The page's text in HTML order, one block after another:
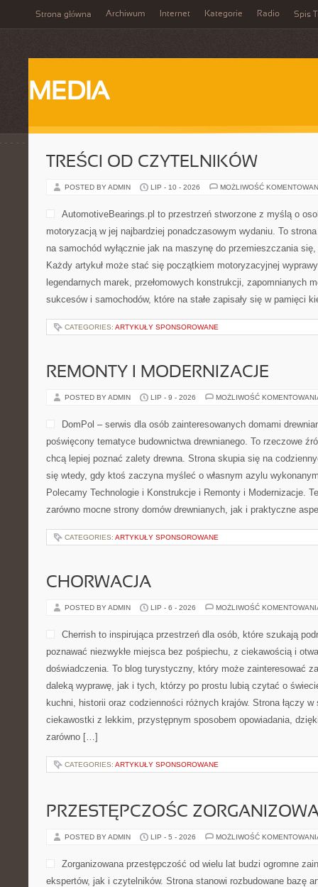
Strona główna Archiwum Internet Kategorie Radio Spis
MEDIA
TREŚCI OD CZYTELNIKÓW
POSTED BY ADMIN LIP - 10 - 2026 MOŻLIWOŚĆ
AutomotiveBearings.pl to przestrzeń stworzone z myślą o
motoryzacją w jej najbardziej ponadczasowym wydaniu. To
na samochód wyłącznie jak na maszynę do przemieszczania
Każdy artykuł może stać się początkiem motoryzacyjnej
legendarnych marek, przełomowych konstrukcji, zapomnianych
sukcesów i samochodów, które na stałe zapisały się w pamięci
CATEGORIES: ARTYKUŁY SPONSOROWANE
REMONTY I MODERNIZACJE
POSTED BY ADMIN LIP - 9 - 2026 MOŻLIWOŚĆ
DomPol – serwis dla osób zainteresowanych domami
poświęcony tematyce budownictwa drewnianego. To rzeczowe
chcą lepiej poznać zalety drewna. Strona skupia się na
się wtedy, gdy ktoś zaczyna myśleć o własnym azylu
Polecamy Technologie i Konstrukcje i Remonty i Modernizacje.
zarówno mocne strony domów drewnianych, jak i praktyczne
CATEGORIES: ARTYKUŁY SPONSOROWANE
CHORWACJA
POSTED BY ADMIN LIP - 6 - 2026 MOŻLIWOŚĆ
Cherrish to inspirująca przestrzeń dla osób, które szukają
poznawać niezwykłe miejsca bez pośpiechu, z ciekawością i
doświadczenia. To blog turystyczny, który może zainteresować
daleką wyprawę, jak i tych, którzy po prostu lubią czytać o
kuchni, historii oraz codzienności różnych krajów. Strona łączy w
ciekawostki z lekkim, przystępnym sposobem opowiadania,
zarówno […]
CATEGORIES: ARTYKUŁY SPONSOROWANE
PRZESTĘPCZOŚC
POSTED BY ADMIN LIP - 5 - 2026 MOŻLIWOŚĆ
Zorganizowana przestępczość od wielu lat budzi ogromne
ekspertów, jak i czytelników. Strona stanowi rozbudowane bazę